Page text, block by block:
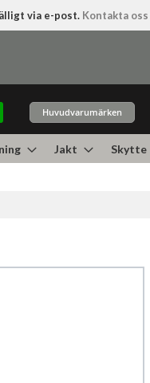
via e-post. Kontakta
Huvudvarumärken
Jakt Skytte